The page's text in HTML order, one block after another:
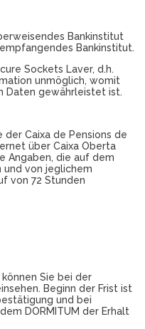
Bankinstitut
Bankinstitut.
Sockets Laver, d.h.
unmöglich, womit
Daten gewährleistet ist.
der Caixa de Pensions de
über Caixa Oberta
Angaben, die auf dem
und von jeglichem
von 72 Stunden
Sie bei der
Beginn der Frist ist
und bei
DORMITUM der Erhalt